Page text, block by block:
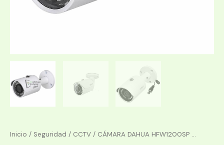
Inicio / Seguridad / CCTV / CÁMARA DAHUA HFW1200SP ...